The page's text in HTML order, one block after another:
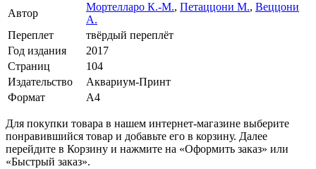
Автор
Мортелларо К.-М., Петаццони М., Веццони
А.
Переплет
твёрдый переплёт
Год издания
2017
Страниц
104
Издательство
Аквариум-Принт
Формат
А4
Для покупки товара в нашем интернет-магазине выберите
понравившийся товар и добавьте его в корзину. Далее
перейдите в Корзину и нажмите на «Оформить заказ» или
«Быстрый заказ».